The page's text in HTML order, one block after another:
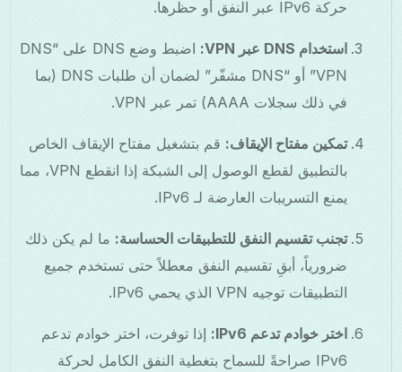
حركة IPv6 عبر النفق أو حظرها.
استخدام DNS عبر VPN:
اضبط وضع DNS على “DNS
VPN” أو “DNS مشفّر” لضمان أن طلبات DNS (بما
في ذلك سجلات AAAA) تمر عبر VPN.
تمكين مفتاح الإيقاف: قم بتشغيل مفتاح الإيقاف الخاص
بالتطبيق لقطع الوصول إلى الشبكة إذا انقطع VPN، مما
يمنع التسريبات العارضة لـ IPv6.
تجنب تقسيم النفق للتطبيقات الحساسة: ما لم يكن ذلك
ضرورياً، أبقِ تقسيم النفق معطلاً حتى تستخدم جميع
التطبيقات توجيه VPN الذي يحمي IPv6.
اختر خوادم تدعم IPv6:
إذا توفرت، اختر خوادم تدعم
IPv6 صراحةً للسماح بتغطية النفق الكامل لحركة